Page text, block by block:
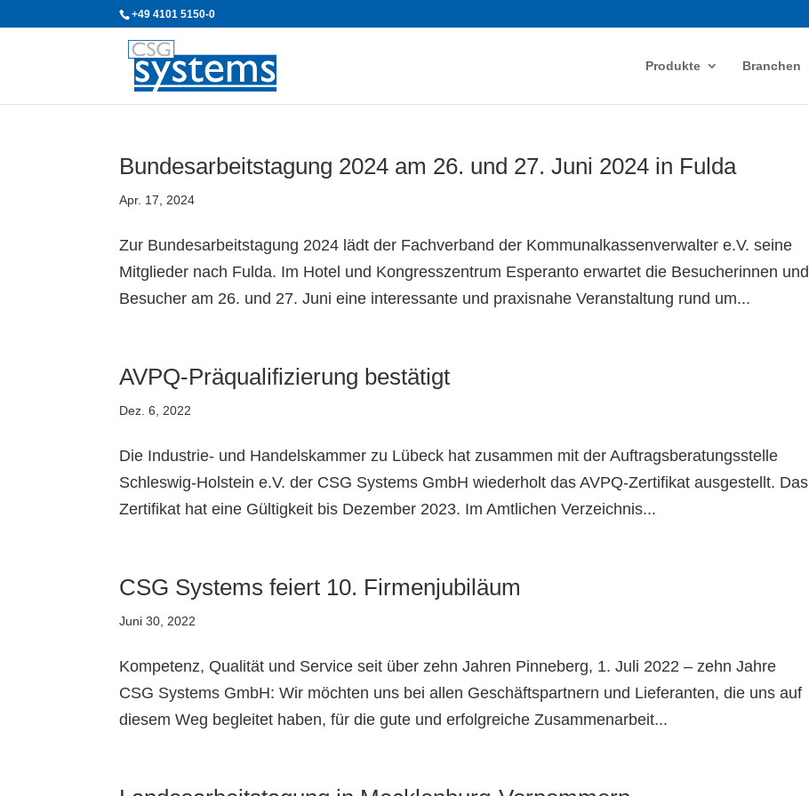
+49 4101 5150-0
Produkte Branchen
Bundesarbeitstagung 2024 am 26. und 27. Juni 2024 in Fulda
Apr. 17, 2024
Zur Bundesarbeitstagung 2024 lädt der Fachverband der Kommunalkassenverwalter e.V. seine
Mitglieder nach Fulda. Im Hotel und Kongresszentrum Esperanto erwartet die Besucherinnen und
Besucher am 26. und 27. Juni eine interessante und praxisnahe Veranstaltung rund um...
AVPQ-Präqualifizierung bestätigt
Dez. 6, 2022
Die Industrie- und Handelskammer zu Lübeck hat zusammen mit der Auftragsberatungsstelle
Schleswig-Holstein e.V. der CSG Systems GmbH wiederholt das AVPQ-Zertifikat ausgestellt. Das
Zertifikat hat eine Gültigkeit bis Dezember 2023. Im Amtlichen Verzeichnis...
CSG Systems feiert 10. Firmenjubiläum
Juni 30, 2022
Kompetenz, Qualität und Service seit über zehn Jahren Pinneberg, 1. Juli 2022 – zehn Jahre
CSG Systems GmbH: Wir möchten uns bei allen Geschäftspartnern und Lieferanten, die uns auf
diesem Weg begleitet haben, für die gute und erfolgreiche Zusammenarbeit...